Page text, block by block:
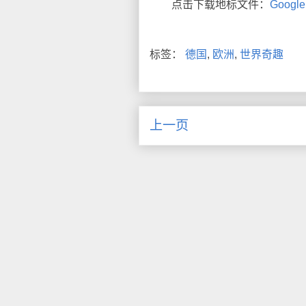
点击下载地标文件：
标签： 德国 , 欧洲, 世界奇趣
上一页